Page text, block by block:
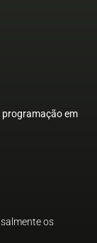
programação em
os